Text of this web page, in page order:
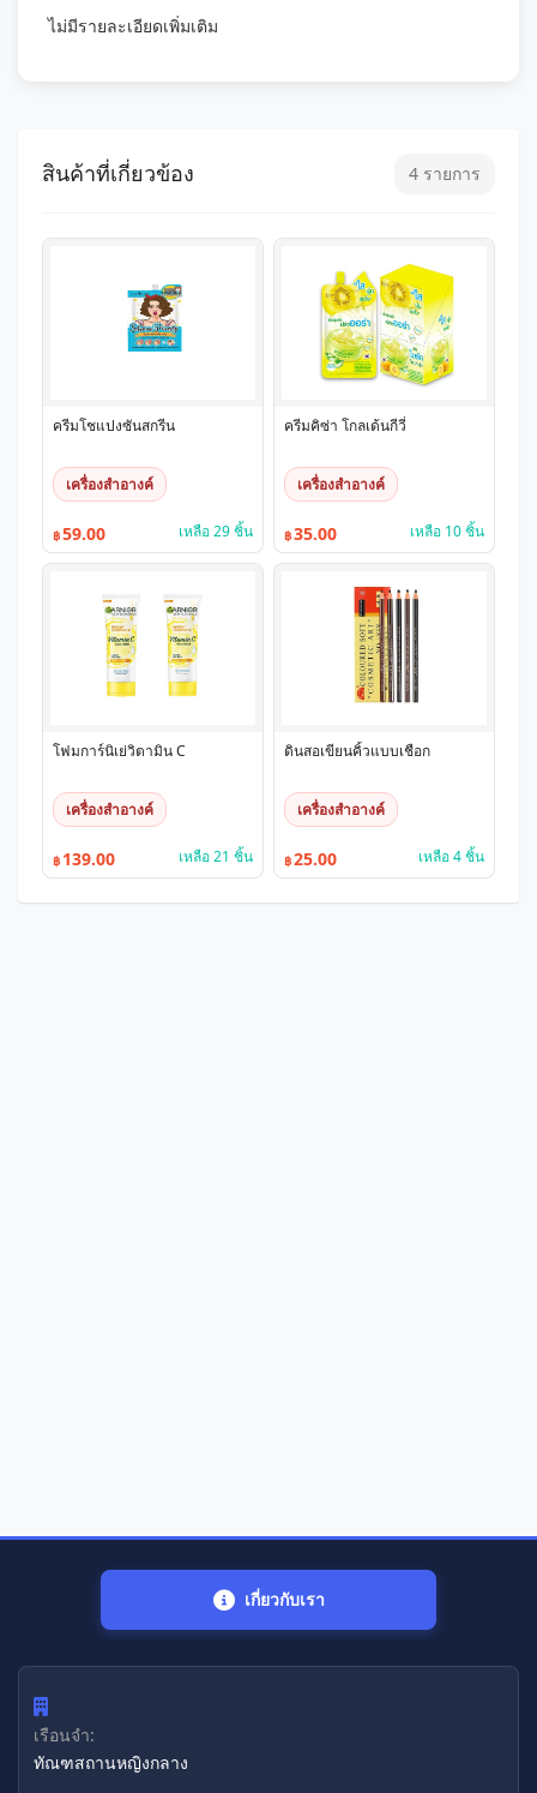
ไม่มีรายละเอียดเพิ่มเติม
สินค้าที่เกี่ยวข้อง 4 รายการ
ครีมโชแปงซันสกรีน
เครื่องสำอางค์
฿59.00 เหลือ 29 ชิ้น
ครีมคิซ่า โกลเด้นกีวี่
เครื่องสำอางค์
฿35.00 เหลือ 10 ชิ้น
โฟมการ์นิเย่วิตามิน C
เครื่องสำอางค์
฿ 139.00 เหลือ 21 ชิ้น
ดินสอเขียนคิ้วแบบเชือก
เครื่องสำอางค์
฿25.00 เหลือ 4 ชิ้น
เกี่ยวกับเรา
เรือนจำ:
ทัณฑสถานหญิงกลาง